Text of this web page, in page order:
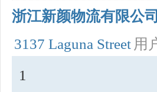
浙江新颜物流有限公司
3137 Laguna Street 用
1